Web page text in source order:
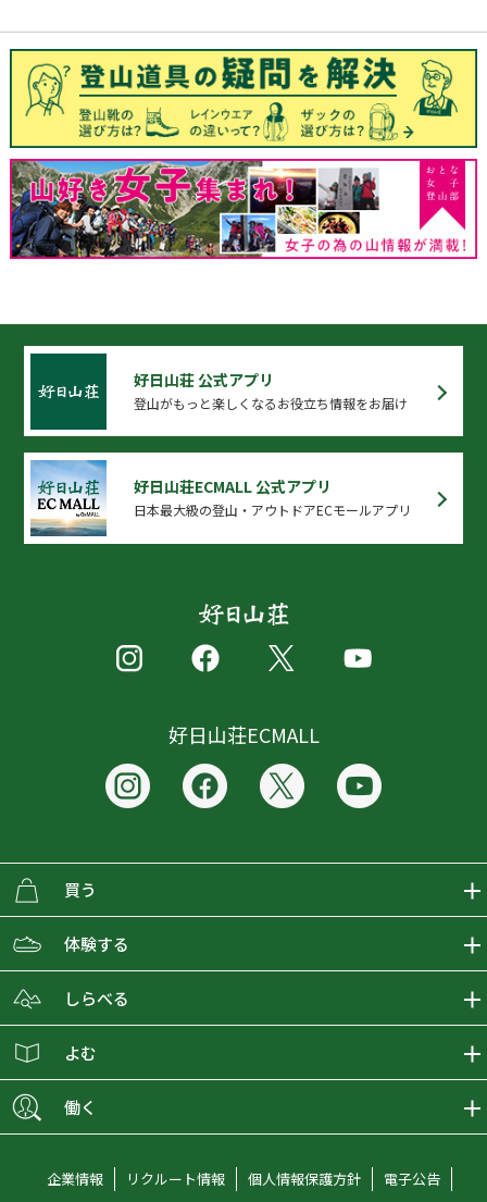
好日山荘 公式アプリ
登山がもっと楽しくなるお役立ち情報をお届け
好日山荘ECMALL 公式アプリ
日本最大級の登山・アウトドアECモールアプリ
好日山荘ECMALL
買う
ECMALLの商品をさがす
取り扱いブランド一覧
ショップブログ
会員募集
体験する
おとな女子登山部
グラビティリサーチ
しらべる
登山レポート
オンラインコンシェルジュ
よむ
働く
企業情報 リクルート情報 個人情報保護方針 電子公告